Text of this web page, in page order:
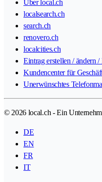
Über local.ch
localsearch.ch
search.ch
renovero.ch
localcities.ch
Eintrag erstellen / ändern /
Kundencenter für
Unerwünschtes
© 2026 local.ch - Ein
DE
EN
FR
IT